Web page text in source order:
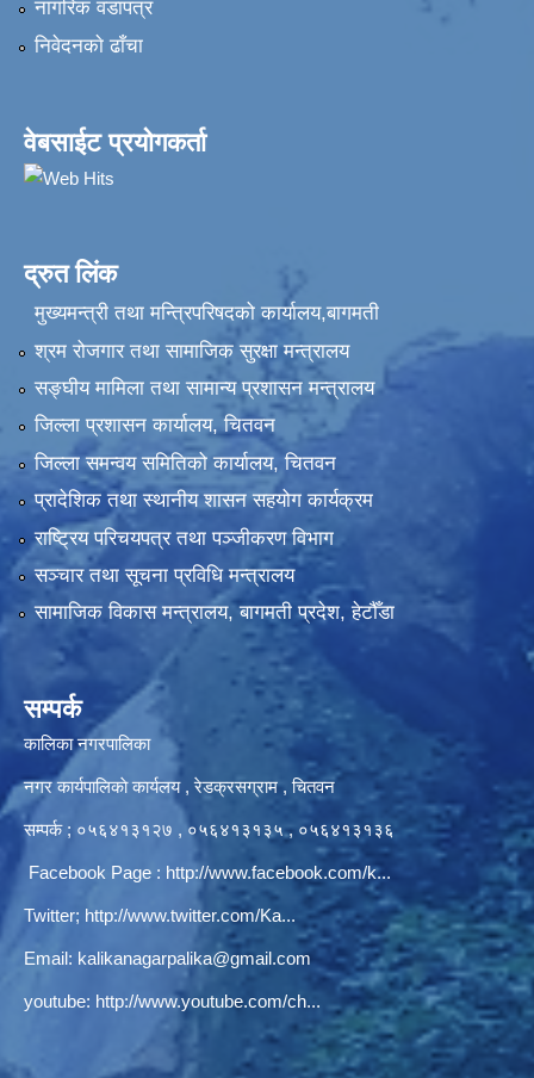
नागरिक वडापत्र
निवेदनकाे ढाँचा
वेबसाईट प्रयोगकर्ता
द्रुत लिंक
मुख्यमन्त्री तथा मन्त्रिपरिषदको कार्यालय,बागमती
श्रम रोजगार तथा सामाजिक सुरक्षा मन्त्रालय
सङ्‍घीय मामिला तथा सामान्य प्रशासन मन्त्रालय
जिल्ला प्रशासन कार्यालय, चितवन
जिल्ला समन्वय समितिको कार्यालय, चितवन
प्रादेशिक तथा स्थानीय शासन सहयोग कार्यक्रम
राष्ट्रिय परिचयपत्र तथा पञ्‍जीकरण विभाग
सञ्‍चार तथा सूचना प्रविधि मन्त्रालय
सामाजिक विकास मन्त्रालय, बागमती प्रदेश, हेटौँडा
सम्पर्क
कालिका नगरपालिका
नगर कार्यपालिकाे कार्यलय‍ , रेडक्रसग्राम , चितवन
सम्पर्क ; ०५६४१३१२७ , ०५६४१३१३५ , ०५६४१३१३६
Facebook Page : http://www.facebook.com/k...
Twitter; http://www.twitter.com/Ka...
Email: kalikanagarpalika@gmail.com
youtube: http://www.youtube.com/ch...